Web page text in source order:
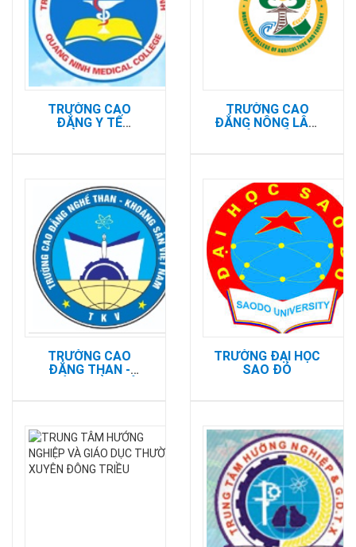
TRƯỜNG CAO
ĐẲNG Y TẾ
TRƯỜNG CAO
ĐẲNG NÔNG LÂM
TRƯỜNG CAO
ĐẲNG THAN -
TRƯỜNG ĐẠI HỌC
SAO ĐỎ